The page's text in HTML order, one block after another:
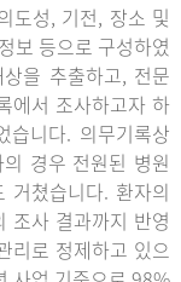
도성, 기전, 장소 및
보 등으로 구성하였
을 추출하고, 전문
에서 조사하고자 하
습니다. 의무기록상
경우 전원된 병원
거쳤습니다. 환자의
조사 결과까지 반영
리로 정제하고 있으